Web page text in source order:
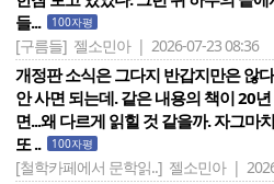
들...
100자평
[구름들] 젤소민아 | 2026-07-23 08:36
개정판 소식은 그다지 반갑지만은 않
안 사면 되는데. 같은 내용의 책이 20
면...왜 다르게 읽힐 것 같을까. 자그마
또 ..
100자평
[철학카페에서 문학읽..] 젤소민아 |